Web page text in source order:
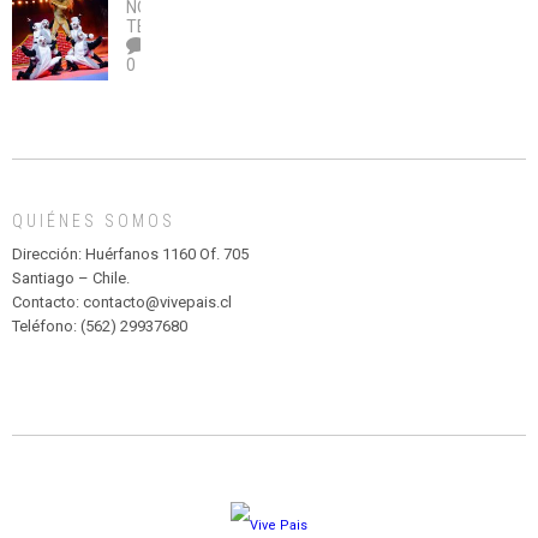
legalice
el
abuso”
DE
TEATRO
Y
MADAGASCAR
PARQUE
HURATDO
NOTICIAS
TEATRO
0
QUIÉNES SOMOS
Dirección: Huérfanos 1160 Of. 705
Santiago – Chile.
Contacto: contacto@vivepais.cl
Teléfono: (562) 29937680